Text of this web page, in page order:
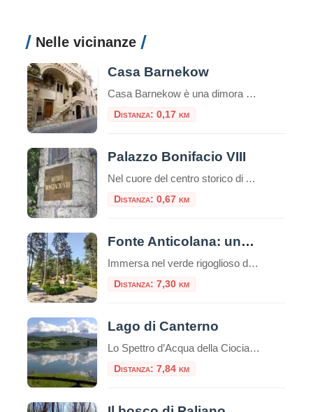
Nelle vicinanze
Casa Barnekow
Casa Barnekow è una dimora storica di Anagni.Si trova di fronte alla chiesa di Sant’Andrea.L’edificio, edificato sotto il pontificato del Papa anagnino Gregorio IX, è un esempio unico di architettura medioevale. Storia di Casa Barnekow Un documento del 1280 fa risalire la prima prorietà della dimora ad un certo Stefano Thomasi de Cinzio.Tuttavia, successivamente, altri […]
Distanza: 0,17 km
Palazzo Bonifacio VIII
Nel cuore del centro storico di Anagni, la città dei Papi, sorge un edificio che ha segnato la storia della Chiesa e dell’Europa medievale: Palazzo Bonifacio VIII. Questo palazzo, un tempo residenza papale, è diventato celebre per un episodio che ha scosso la cristianità: lo Schiaffo di Anagni. Un po’ di storia Il palazzo risale […]
Distanza: 0,67 km
Fonte Anticolana: una parentesi di benessere tra la natura e storia
Immersa nel verde rigoglioso del Lazio, la Fonte Anticolana di Fiuggi rappresenta un connubio perfetto tra benessere termale, natura incontaminata e intrattenimento. Se la vicina Fonte Bonifacio VIII è storicamente consacrata alla cura del corpo e alla sacralità della tradizione, la Fonte Anticolana (conosciuta anche come “Fonte Nuova”) si presenta come il polmone verde e […]
Distanza: 7,30 km
Lago di Canterno
Lo Spettro d’Acqua della Ciociaria che Appare e Scompare Nel cuore pulsante della Ciociaria, incastonato tra i profili sinuosi dei Monti Ernici, sorge il Lago di Canterno, uno specchio d’acqua che custodisce un’anima tanto affascinante quanto misteriosa. Non è un lago come gli altri: la sua fama di “lago fantasma” lo precede, un luogo dove […]
Distanza: 7,84 km